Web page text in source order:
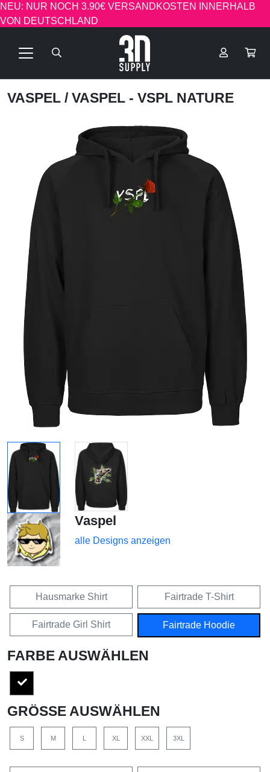
NEU: NUR NOCH 3.90€ VERSANDKOSTEN INNERHALB
VON DEUTSCHLAND
VASPEL / VASPEL - VSPL NATURE
Vaspel
alle Designs anzeigen
Hausmarke Shirt Fairtrade T-Shirt
Fairtrade Girl Shirt Fairtrade Hoodie
FARBE AUSWÄHLEN
GRÖSSE AUSWÄHLEN
S M L XL XXL 3XL